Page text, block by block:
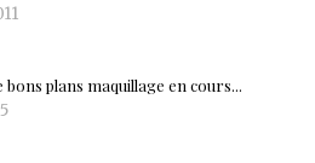
bons plans maquillage en cours...